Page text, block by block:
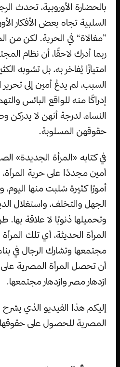
بالحضارة الأوروبية، تحدث
السلبية تجاه بعض الأفكار
”مغالاة“ في الحرية. لكن من
ربما أدرك لاحقًا، أن نظام
امتيازًا يُفاخر به، بل تشوبه
السبب، لم يدعُ أمين إلى تحرير
إدراكًا منه للواقع البائس
النساء، لدرجة أنهن لا يدركن
حقوقهن المسلوبة.
أمين مجددًا على حرية المرأة،
أمورًا كثيرة سُلبت منها
الجهل والتخلف، واستغلال
وتحميلها ذنوبًا لا علاقة بها.
المرأة الحديثة، أي تلك
مجتمعها وتشارك الرجال في
أن تحصل المرأة المصرية
ازدهار مصر وازدهار مجتمعها.
إليكم هذا الفيديو الذي
المصرية للحصول على حقوقها